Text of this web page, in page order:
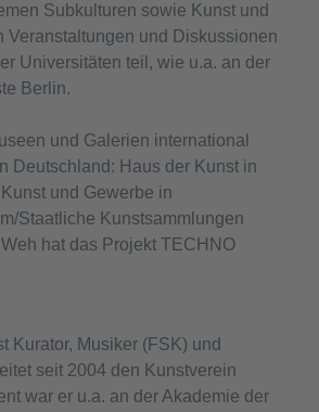
Subkulturen sowie Kunst und
Veranstaltungen und Diskussionen
Universitäten teil, wie u.a. an der
Berlin.
und Galerien international
Deutschland: Haus der Kunst in
und Gewerbe in
Staatliche Kunstsammlungen
hat das Projekt TECHNO
Kurator, Musiker (FSK) und
seit 2004 den Kunstverein
war er u.a. an der Akademie der